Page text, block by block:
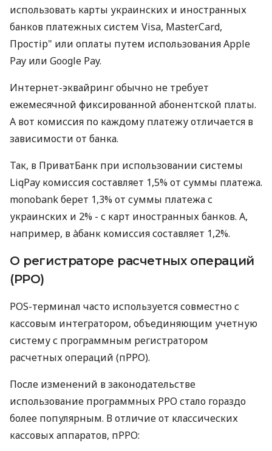
использовать карты украинских и иностранных
банков платежных систем Visa, MasterCard,
Простір" или оплаты путем использования Apple
Pay или Google Pay.
Интернет-эквайринг обычно не требует
ежемесячной фиксированной абонентской платы.
А вот комиссия по каждому платежу отличается в
зависимости от банка.
Так, в ПриватБанк при использовании системы
LiqPay комиссия составляет 1,5% от суммы платежа.
monobank берет 1,3% от суммы платежа с
украинских и 2% - с карт иностранных банков. А,
например, в àбанк комиссия составляет 1,2%.
О регистраторе расчетных операций
(РРО)
POS-терминал часто используется совместно с
кассовым интегратором, объединяющим учетную
систему с программным регистратором
расчетных операций (пРРО).
После изменений в законодательстве
использование программных РРО стало гораздо
более популярным. В отличие от классических
кассовых аппаратов, пРРО: